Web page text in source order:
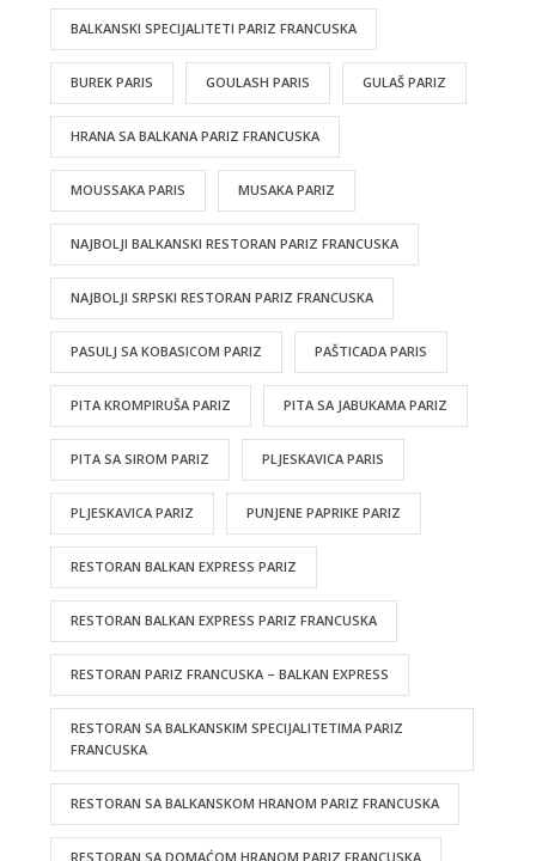
BALKANSKI SPECIJALITETI PARIZ FRANCUSKA
BUREK PARIS GOULASH PARIS GULAŠ PARIZ
HRANA SA BALKANA PARIZ FRANCUSKA
MOUSSAKA PARIS MUSAKA PARIZ
NAJBOLJI BALKANSKI RESTORAN PARIZ FRANCUSKA
NAJBOLJI SRPSKI RESTORAN PARIZ FRANCUSKA
PASULJ SA KOBASICOM PARIZ PAŠTICADA PARIS
PITA KROMPIRUŠA PARIZ PITA SA JABUKAMA PARIZ
PITA SA SIROM PARIZ PLJESKAVICA PARIS
PLJESKAVICA PARIZ PUNJENE PAPRIKE PARIZ
RESTORAN BALKAN EXPRESS PARIZ
RESTORAN BALKAN EXPRESS PARIZ FRANCUSKA
RESTORAN PARIZ FRANCUSKA – BALKAN EXPRESS
RESTORAN SA BALKANSKIM SPECIJALITETIMA PARIZ
FRANCUSKA
RESTORAN SA BALKANSKOM HRANOM PARIZ FRANCUSKA
RESTORAN SA DOMAĆOM HRANOM PARIZ FRANCUSKA